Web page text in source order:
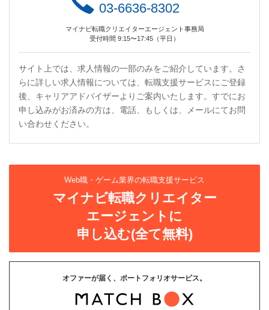
03-6636-8302
マイナビ転職クリエイターエージェント事務局
受付時間 9:15〜17:45（平日）
サイト上では、求人情報の一部のみをご紹介しています。さ
らに詳しい求人情報については、転職支援サービスにご登録
後、キャリアアドバイザーよりご案内いたします。すでにお
申し込みがお済みの方は、電話、もしくは、メールにてお問
い合わせください。
Web職・ゲーム業界の転職支援サービス
マイナビ転職クリエイター
エージェントに
申し込む(全て無料)
オファーが届く、ポートフォリオサービス。